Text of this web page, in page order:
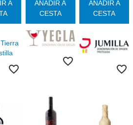
A
AÑADIR A
CESTA
AÑADIR A
CESTA